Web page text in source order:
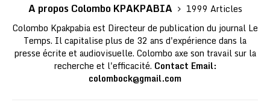
A propos Colombo KPAKPABIA
1999 Articles
Colombo Kpakpabia est Directeur de publication du journal Le
Temps. Il capitalise plus de 32 ans d'expérience dans la
presse écrite et audiovisuelle. Colombo axe son travail sur la
recherche et l'efficacité. Contact Email:
colombock@gmail.com